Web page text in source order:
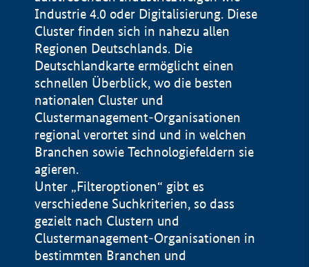
Industrie 4.0 oder Digitalisierung. Diese
Cluster finden sich in nahezu allen
Regionen Deutschlands. Die
Deutschlandkarte ermöglicht einen
schnellen Überblick, wo die besten
nationalen Cluster und
Clustermanagement-Organisationen
regional verortet sind und in welchen
Branchen sowie Technologiefeldern sie
agieren.
Unter „Filteroptionen“ gibt es
verschiedene Suchkriterien, so dass
gezielt nach Clustern und
Clustermanagement-Organisationen in
bestimmten Branchen und
Impressum
Datenschutzerklärung
BMWE, 2026 ©
100 km © Geobasis-DE / BKG 2015